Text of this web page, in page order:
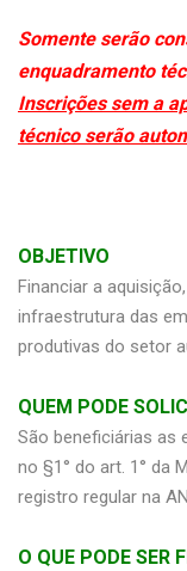
Somente serão
enquadramento
Inscrições sem a
técnico serão
OBJETIVO
Financiar a
infraestrutura das
produtivas do setor
QUEM PODE
São beneficiárias as
no §1° do art. 1° da
registro regular na
O QUE PODE SER